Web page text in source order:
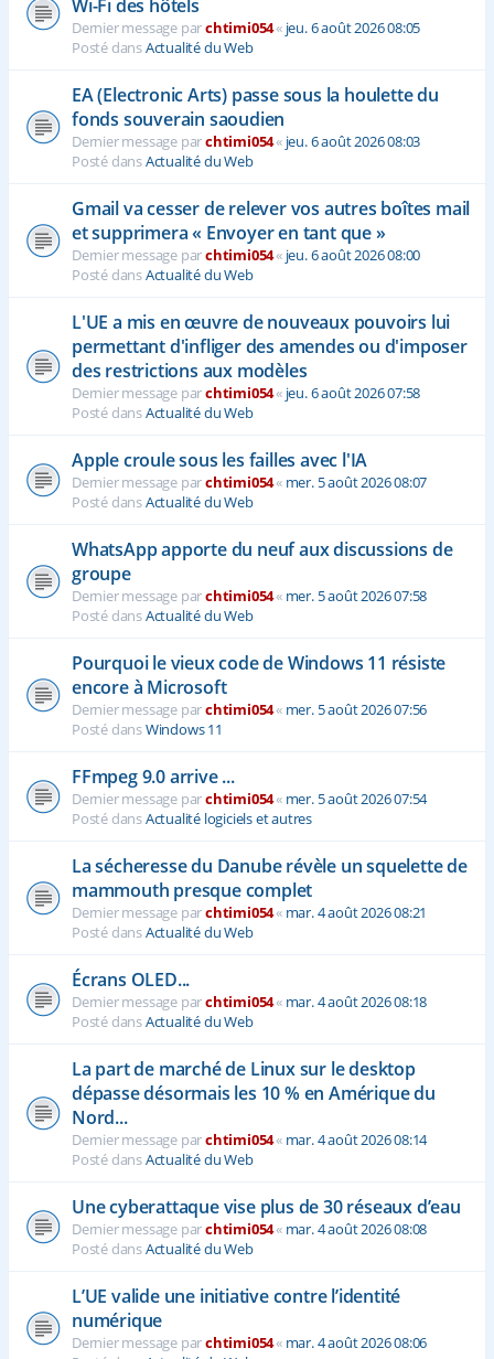
Wi-Fi des hôtels
Dernier message parchtimi054« jeu. 6 août 2026 08:05
Posté dansActualité du Web
EA (Electronic Arts) passe sous la houlette du
fonds souverain saoudien
Dernier message parchtimi054« jeu. 6 août 2026 08:03
Posté dansActualité du Web
Gmail va cesser de relever vos autres boîtes mail
et supprimera « Envoyer en tant que »
Dernier message parchtimi054« jeu. 6 août 2026 08:00
Posté dansActualité du Web
L'UE a mis en œuvre de nouveaux pouvoirs lui
permettant d'infliger des amendes ou d'imposer
des restrictions aux modèles
Dernier message parchtimi054« jeu. 6 août 2026 07:58
Posté dansActualité du Web
Apple croule sous les failles avec l'IA
Dernier message parchtimi054« mer. 5 août 2026 08:07
Posté dansActualité du Web
WhatsApp apporte du neuf aux discussions de
groupe
Dernier message parchtimi054« mer. 5 août 2026 07:58
Posté dansActualité du Web
Pourquoi le vieux code de Windows 11 résiste
encore à Microsoft
Dernier message parchtimi054« mer. 5 août 2026 07:56
Posté dansWindows 11
FFmpeg 9.0 arrive ...
Dernier message parchtimi054« mer. 5 août 2026 07:54
Posté dansActualité logiciels et autres
La sécheresse du Danube révèle un squelette de
mammouth presque complet
Dernier message parchtimi054« mar. 4 août 2026 08:21
Posté dansActualité du Web
Écrans OLED...
Dernier message parchtimi054« mar. 4 août 2026 08:18
Posté dansActualité du Web
La part de marché de Linux sur le desktop
dépasse désormais les 10 % en Amérique du
Nord...
Dernier message parchtimi054« mar. 4 août 2026 08:14
Posté dansActualité du Web
Une cyberattaque vise plus de 30 réseaux d’eau
Dernier message parchtimi054« mar. 4 août 2026 08:08
Posté dansActualité du Web
L’UE valide une initiative contre l’identité
numérique
Dernier message parchtimi054« mar. 4 août 2026 08:06